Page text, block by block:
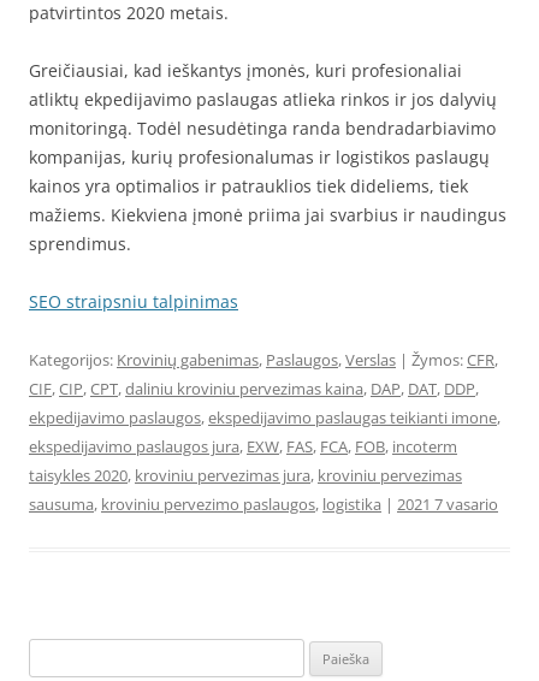
patvirtintos 2020 metais.
Greičiausiai, kad ieškantys įmonės, kuri profesionaliai
atliktų ekpedijavimo paslaugas atlieka rinkos ir jos dalyvių
monitoringą. Todėl nesudėtinga randa bendradarbiavimo
kompanijas, kurių profesionalumas ir logistikos paslaugų
kainos yra optimalios ir patrauklios tiek dideliems, tiek
mažiems. Kiekviena įmonė priima jai svarbius ir naudingus
sprendimus.
SEO straipsniu talpinimas
Kategorijos: Krovinių gabenimas, Paslaugos,Verslas | Žymos:CFR,
CIF,CIP,CPT,daliniu kroviniu pervezimas kaina, DAP, DAT, DDP,
ekpedijavimo paslaugos,ekspedijavimo paslaugas teikianti imone,
ekspedijavimo paslaugos jura, EXW, FAS, FCA, FOB, incoterm
taisykles 2020, kroviniu pervezimas jura, kroviniu pervezimas
sausuma, kroviniu pervezimo paslaugos, logistika | 2021 7 vasario